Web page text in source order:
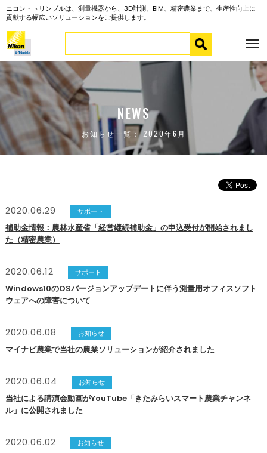
ニコン・トリンブルは、測量機器から、3D計測、BIM、精密農業まで、生産性向上に
貢献する幅広いソリューションをご提供します。
NEWS
お知らせ一覧： 2020年6月
2020.06.29 サポート
補助金情報：農林水産省「経営継続補助金」の申込受付が開始されまし
た（精密農業）
2020.06.12 サポート
Windows10のOSバージョンアップデートに伴う測量用オフィスソフト
ウェアへの障害について
2020.06.08 お知らせ
マイナビ農業で当社の農業ソリューションが紹介されました
2020.06.04 お知らせ
当社による講演会動画がYouTube「きたみらいスマート農業チャンネ
ル」に公開されました
2020.06.02 お知らせ